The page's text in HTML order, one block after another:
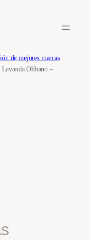
de mejores marcas
Olíbano –